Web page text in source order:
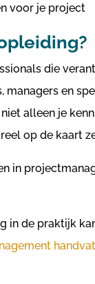
voor je project
die
en
alleen je
op de kaart
in
in de praktijk